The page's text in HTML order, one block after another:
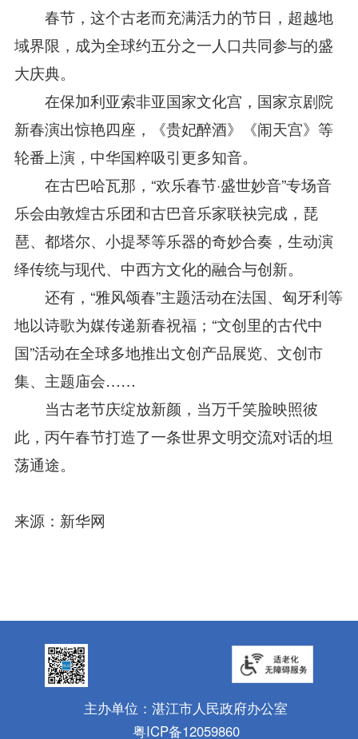
春节，这个古老而充满活力的节日，超越地
域界限，成为全球约五分之一人口共同参与的盛
大庆典。
在保加利亚索非亚国家文化宫，国家京剧院
新春演出惊艳四座，《贵妃醉酒》《闹天宫》等
轮番上演，中华国粹吸引更多知音。
在古巴哈瓦那，“欢乐春节·盛世妙音”专场音
乐会由敦煌古乐团和古巴音乐家联袂完成，琵
琶、都塔尔、小提琴等乐器的奇妙合奏，生动演
绎传统与现代、中西方文化的融合与创新。
还有，“雅风颂春”主题活动在法国、匈牙利等
地以诗歌为媒传递新春祝福；“文创里的古代中
国”活动在全球多地推出文创产品展览、文创市
集、主题庙会……
当古老节庆绽放新颜，当万千笑脸映照彼
此，丙午春节打造了一条世界文明交流对话的坦
荡通途。
来源：新华网
主办单位：湛江市人民政府办公室
粤ICP备12059860